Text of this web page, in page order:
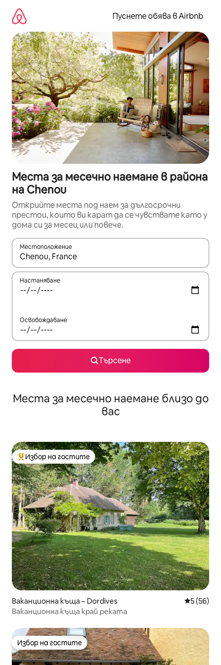
съдържанието
Пуснете обява в Airbnb
Места за месечно наемане в района
на Chenou
Открийте места под наем за дългосрочни
престои, които ви карат да се чувствате като у
дома си за месец или повече.
Местоположение
Когато резултатите се покажат, използвайте
Настаняване
Освобождаване
Търсене
Места за месечно наемане близо до
вас
Най-популярен избор на гостите
Избор на гостите
Ваканционна къща – Dordives Средна
5 (56)
Ваканционна къща край реката
Избор на гостите
Избор на гостите